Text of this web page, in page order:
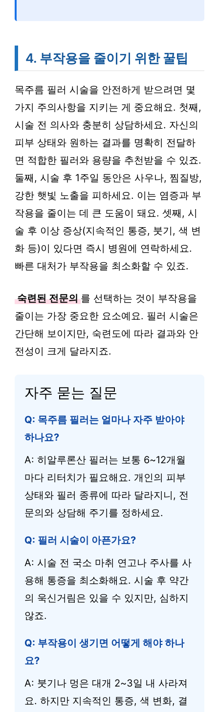
4. 부작용을 줄이기 위한 꿀팁
목주름 필러 시술을 안전하게 받으려면 몇
가지 주의사항을 지키는 게 중요해요. 첫째,
시술 전 의사와 충분히 상담하세요. 자신의
피부 상태와 원하는 결과를 명확히 전달하
면 적합한 필러와 용량을 추천받을 수 있죠.
둘째, 시술 후 1주일 동안은 사우나, 찜질방,
강한 햇빛 노출을 피하세요. 이는 염증과 부
작용을 줄이는 데 큰 도움이 돼요. 셋째, 시
술 후 이상 증상(지속적인 통증, 붓기, 색 변
화 등)이 있다면 즉시 병원에 연락하세요.
빠른 대처가 부작용을 최소화할 수 있죠.
숙련된 전문의 를 선택하는 것이 부작용을
줄이는 가장 중요한 요소예요. 필러 시술은
간단해 보이지만, 숙련도에 따라 결과와 안
전성이 크게 달라지죠.
자주 묻는 질문
Q: 목주름 필러는 얼마나 자주 받아야
하나요?
A: 히알루론산 필러는 보통 6~12개월
마다 리터치가 필요해요. 개인의 피부
상태와 필러 종류에 따라 달라지니, 전
문의와 상담해 주기를 정하세요.
Q: 필러 시술이 아픈가요?
A: 시술 전 국소 마취 연고나 주사를 사
용해 통증을 최소화해요. 시술 후 약간
의 욱신거림은 있을 수 있지만, 심하지
않죠.
Q: 부작용이 생기면 어떻게 해야 하나
요?
A: 붓기나 멍은 대개 2~3일 내 사라져
요. 하지만 지속적인 통증, 색 변화, 결